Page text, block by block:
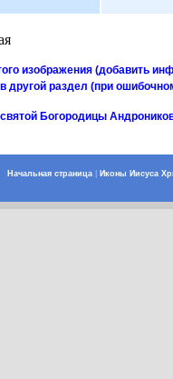
изображения (добавить
другой раздел (при
Богородицы
Начальная страница Иконы Иисуса